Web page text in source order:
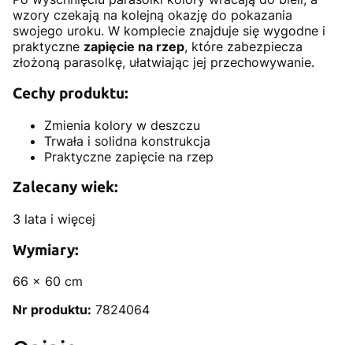
wzory czekają na kolejną okazję do pokazania
swojego uroku. W komplecie znajduje się wygodne i
praktyczne zapięcie na rzep, które zabezpiecza
złożoną parasolkę, ułatwiając jej przechowywanie.
Cechy produktu:
Zmienia kolory w deszczu
Trwała i solidna konstrukcja
Praktyczne zapięcie na rzep
Zalecany wiek:
3 lata i więcej
Wymiary:
66 x 60 cm
Nr produktu: 7824064